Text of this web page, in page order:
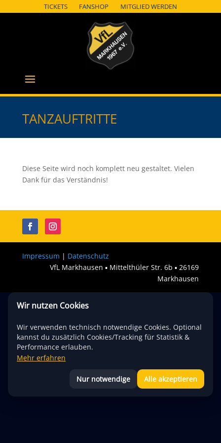
TICKETS FANSHOP MITGLIED WERDEN
TANZAUFTRITTE
Diese Seite wird noch komplett neu gestaltet. Vielen
Dank für das Verständnis!
Impressum | Datenschutz
VfL Markhausen ▪︎ Mittelthüler Str. 6b ▪︎ 26169
Markhausen
Wir nutzen Cookies
Wir verwenden technisch notwendige Cookies. Optional
kannst du zusätzlich Cookies/Tracking für Statistik &
Performance erlauben.
Mehr erfahren
Nur notwendige Alle akzeptieren